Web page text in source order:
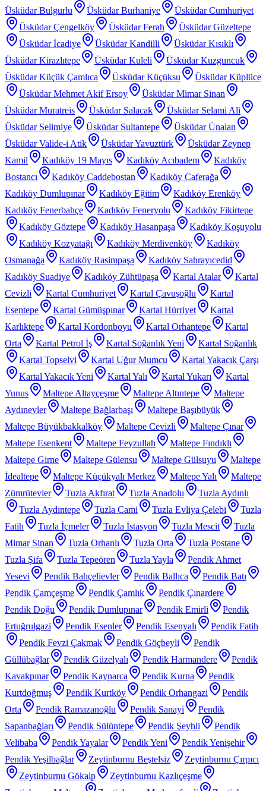
Üsküdar Bulgurlu Üsküdar Burhaniye
Üsküdar Cumhuriyet
Üsküdar Çengelköy
Üsküdar Ferah
Üsküdar Güzeltepe
Üsküdar İcadiye
Üsküdar Kandilli
Üsküdar Kısıklı
Üsküdar Kirazlıtepe
Üsküdar Kuleli
Üsküdar Kuzguncuk
Üsküdar Küçük Çamlıca
Üsküdar Küçüksu
Üsküdar Küplüce
Üsküdar Mehmet Akif Ersoy
Üsküdar Mimar Sinan
Üsküdar Muratreis
Üsküdar Salacak
Üsküdar Selami Ali
Üsküdar Selimiye
Üsküdar Sultantepe
Üsküdar Ünalan
Üsküdar Valide-i Atik
Üsküdar Yavuztürk
Üsküdar Zeynep
Kamil
Kadıköy 19 Mayıs Kadıköy Acıbadem
Kadıköy
Bostancı
Kadıköy Caddebostan
Kadıköy Caferağa
Kadıköy Dumlupınar
Kadıköy Eğitim
Kadıköy Erenköy
Kadıköy Fenerbahçe
Kadıköy Feneryolu
Kadıköy Fikirtepe
Kadıköy Göztepe
Kadıköy Hasanpaşa
Kadıköy Koşuyolu
Kadıköy Kozyatağı
Kadıköy Merdivenköy
Kadıköy
Osmanağa
Kadıköy Rasimpaşa
Kadıköy Sahrayıcedid
Kadıköy Suadiye
Kadıköy Zühtüpaşa Kartal Atalar
Kartal
Cevizli
Kartal Cumhuriyet Kartal Çavuşoğlu
Kartal
Esentepe
Kartal Gümüşpınar Kartal Hürriyet
Kartal
Karlıktepe
Kartal Kordonboyu Kartal Orhantepe
Kartal
Orta
Kartal Petrol İş Kartal Soğanlık Yeni
Kartal Soğanlık
Kartal Topselvi
Kartal Uğur Mumcu
Kartal Yakacık Çarşı
Kartal Yakacık Yeni
Kartal Yalı Kartal Yukarı
Kartal
Yunus
Maltepe Altayçeşme Maltepe Altıntepe
Maltepe
Aydınevler
Maltepe Bağlarbaşı
Maltepe Başıbüyük
Maltepe Büyükbakkalköy
Maltepe Cevizli
Maltepe Çınar
Maltepe Esenkent
Maltepe Feyzullah
Maltepe Fındıklı
Maltepe Girne
Maltepe Gülensu Maltepe Gülsuyu
Maltepe
İdealtepe
Maltepe Küçükyalı Merkez Maltepe Yalı
Maltepe
Zümrütevler
Tuzla Akfırat Tuzla Anadolu
Tuzla Aydınlı
Tuzla Aydıntepe
Tuzla Cami Tuzla Evliya Çelebi
Tuzla
Fatih
Tuzla İçmeler Tuzla İstasyon Tuzla Mescit
Tuzla
Mimar Sinan
Tuzla Orhanlı Tuzla Orta
Tuzla Postane
Tuzla Şifa
Tuzla Tepeören Tuzla Yayla
Pendik Ahmet
Yesevi
Pendik Bahçelievler Pendik Ballıca
Pendik Batı
Pendik Çamçeşme
Pendik Çamlık
Pendik Çınardere
Pendik Doğu
Pendik Dumlupınar Pendik Emirli
Pendik
Ertuğrulgazi
Pendik Esenler Pendik Esenyalı
Pendik Fatih
Pendik Fevzi Çakmak
Pendik Göçbeyli
Pendik
Güllübağlar
Pendik Güzelyalı Pendik Harmandere
Pendik
Kavakpınar
Pendik Kaynarca Pendik Kurna
Pendik
Kurtdoğmuş
Pendik Kurtköy Pendik Orhangazi
Pendik
Orta
Pendik Ramazanoğlu Pendik Sanayi
Pendik
Sapanbağları
Pendik Sülüntepe Pendik Şeyhli
Pendik
Velibaba
Pendik Yayalar Pendik Yeni
Pendik Yenişehir
Pendik Yeşilbağlar
Zeytinburnu Beştelsiz
Zeytinburnu Çırpıcı
Zeytinburnu Gökalp
Zeytinburnu Kazlıçeşme